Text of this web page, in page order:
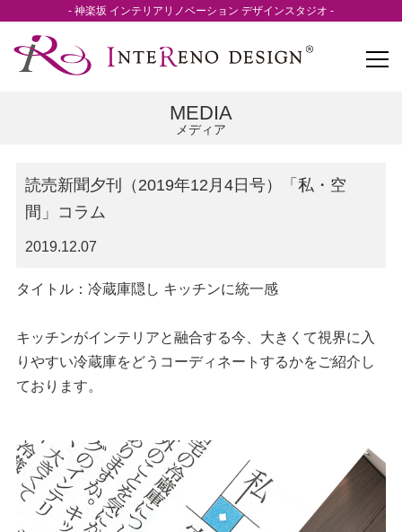
- 神楽坂 インテリアリノベーション デザインスタジオ -
MEDIA
メディア
読売新聞夕刊（2019年12月4日号）「私・空
間」コラム
2019.12.07
タイトル：冷蔵庫隠し キッチンに統一感
キッチンがインテリアと融合する今、大きくて視界に入
りやすい冷蔵庫をどうコーディネートするかをご紹介し
ております。